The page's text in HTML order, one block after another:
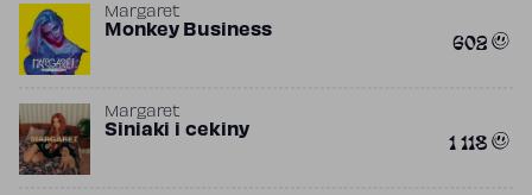
Margaret
Monkey Business 602
Margaret
Siniaki i cekiny 1 118